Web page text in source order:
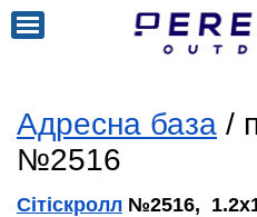
Адресна база /
№2516
Сітіскролл №2516,